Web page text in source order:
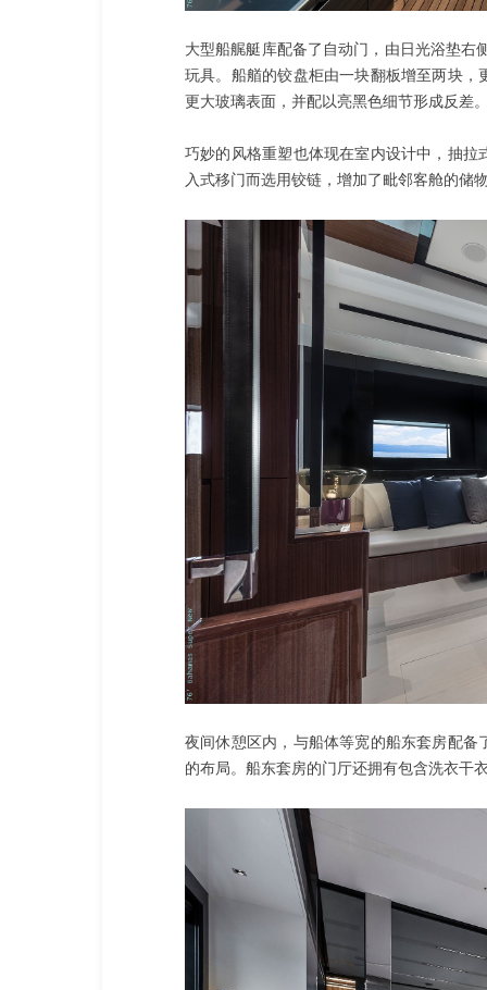
大型船艉艇库配备了自动门，由日光浴垫右
玩具。船艏的铰盘柜由一块翻板增至两块
更大玻璃表面，并配以亮黑色细节形成反差
巧妙的风格重塑也体现在室内设计中，抽
入式移门而选用铰链，增加了毗邻客舱的储
夜间休憩区内，与船体等宽的船东套房配
的布局。船东套房的门厅还拥有包含洗衣干